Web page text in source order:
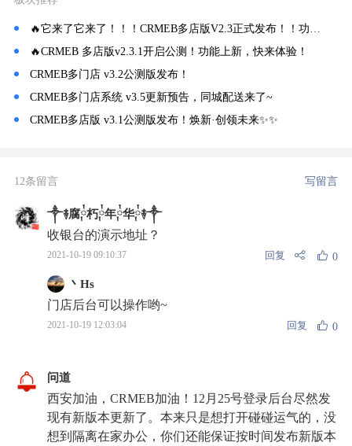
🔥它来了它来了！！！CRMEB多店版V2.3正式发布！！功能上新，速来体验！
🔥CRMEB 多店版v2.3.1开启公测！功能上新，快来体验！
CRMEB多门店 v3.2公测版发布！
CRMEB多门店系统 v3.5更新预告，同城配送来了~
CRMEB多店版 v3.1公测版发布！焕新·创领未来✨️✨️
12条留言 写留言
༒࿈腐༙྇朽༙྇年༙྇华༙྇࿈༒
收银台的演示地址？
2021-10-19 09:10:37 回复 0
丶Hs
门店后台可以操作哟~
2021-10-19 12:03:04 回复 0
问道
西安加油，CRMEB加油！12月25号登录后台尽然发
现有新版本更新了。本来只是想打开碰碰运气的，没
想到隔离在家办公，你们还能保证按时间发布新版本